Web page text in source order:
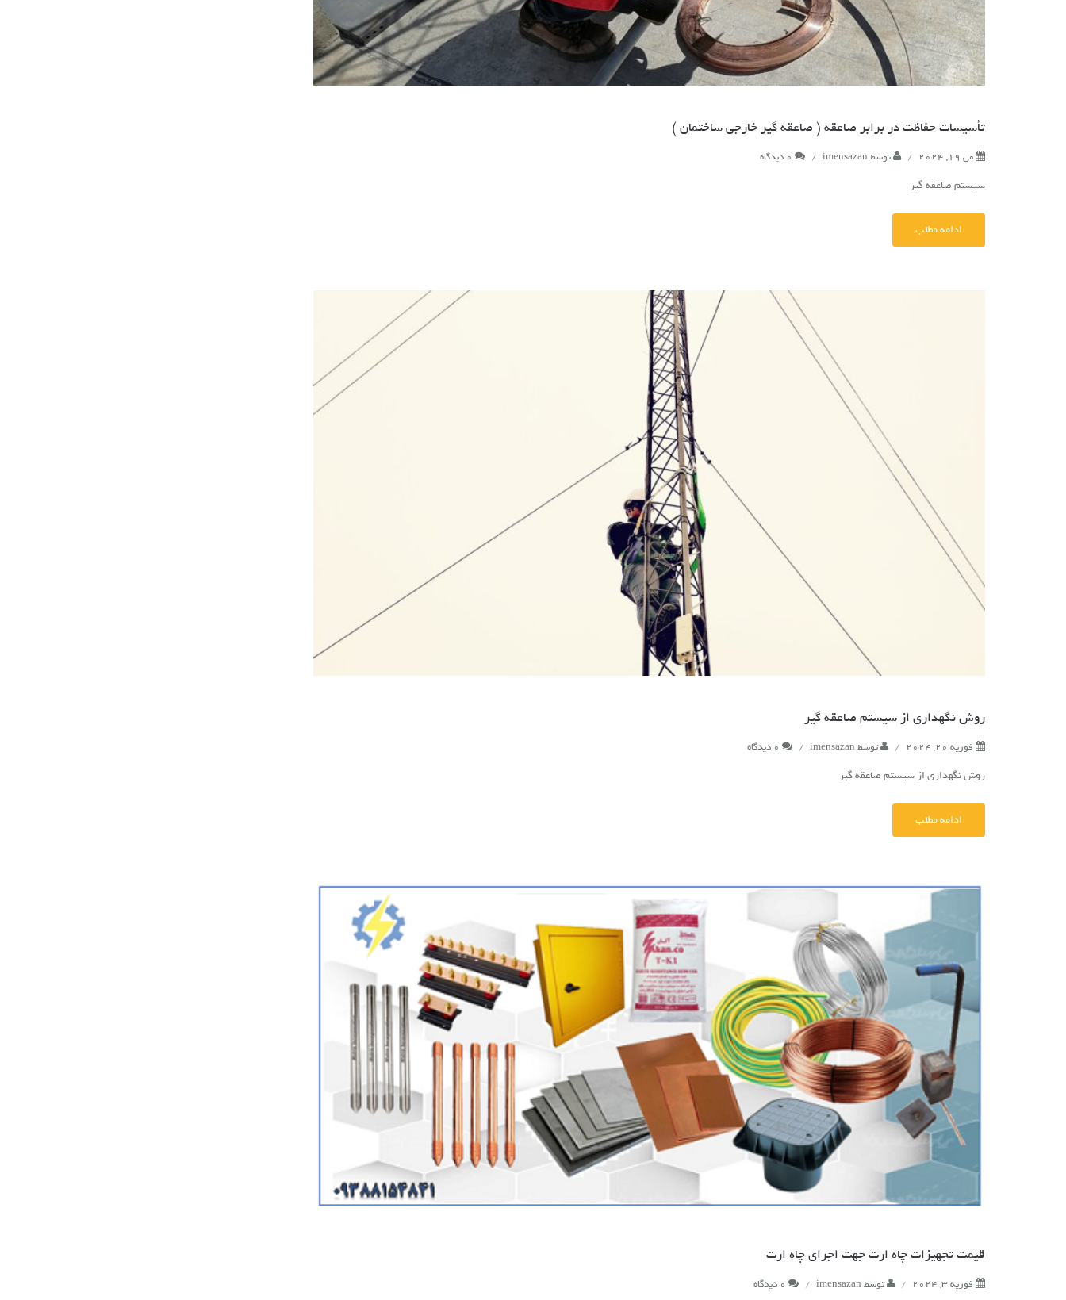
تأسيسات حفاظت در برابر صاعقه ( صاعقه گیر خارجی ساختمان )
می 19, 2024 / توسط imensazan
/
سیستم صاعقه گیر
ادامه مطلب
روش نگهداری از سیستم صاعقه گیر
فوریه 20, 2024 / توسط imensazan
/
روش نگهداری از سیستم صاعقه گیر
ادامه مطلب
قیمت تجهیزات چاه ارت جهت اجرای چاه ارت
فوریه 3, 2024 / توسط imensazan
/